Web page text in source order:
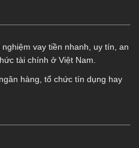
vay tiền nhanh, uy tín, an
tài chính ở Việt Nam.
hàng, tổ chức tín dụng hay